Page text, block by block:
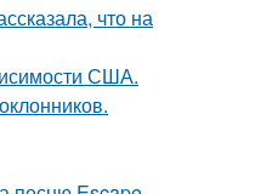
что на
США.